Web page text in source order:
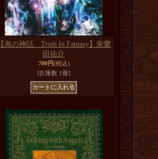
【海の神話 Truth In Fantasy】朱鷺
田祐介
700円(税込)
[在庫数 1冊]